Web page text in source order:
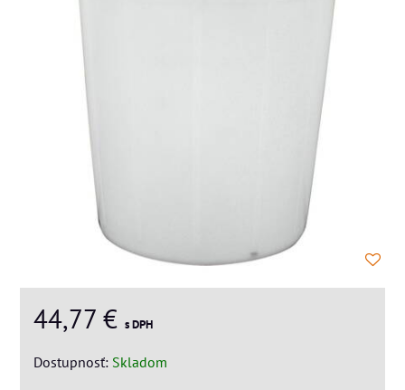
44,77 € s DPH
Dostupnosť: Skladom